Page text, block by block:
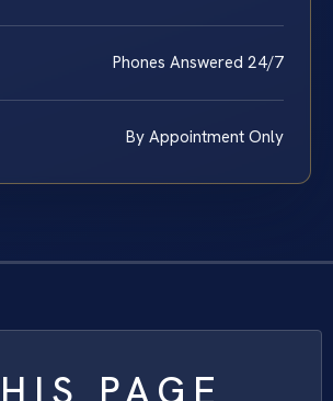
Phones Answered 24/7
By Appointment Only
PAGE